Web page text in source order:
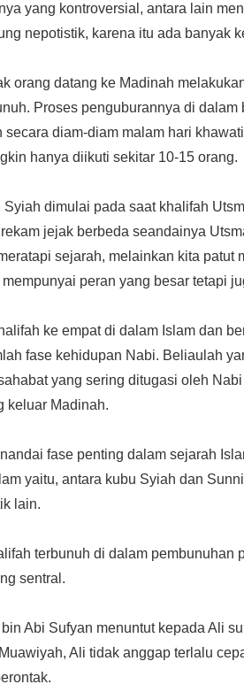
yang kontroversial, antara lain
nepotistik, karena itu ada banyak
orang datang ke Madinah
Proses penguburannya di
diam-diam malam hari
hanya diikuti sekitar 10-15 orang.
dimulai pada saat khalifah
jejak berbeda seandainya
sejarah, melainkan kita patut
peran yang besar tetapi
ke empat di dalam Islam dan
fase kehidupan Nabi. Beliaulah
yang sering ditugasi oleh
keluar Madinah.
fase penting dalam sejarah
yaitu, antara kubu Syiah dan
lain.
terbunuh di dalam pembunuhan
sentral.
Abi Sufyan menuntut kepada Ali
Ali tidak anggap terlalu